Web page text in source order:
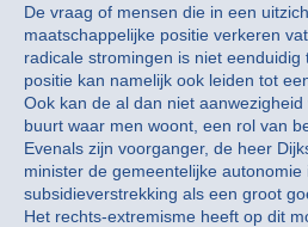
De vraag of mensen die in een
maatschappelijke positie verkeren
radicale stromingen is niet eenduidig
positie kan namelijk ook leiden tot
Ook kan de al dan niet
buurt waar men woont, een rol van
Evenals zijn voorganger, de heer
minister de gemeentelijke autonomie
subsidieverstrekking als een groot
Het rechts-extremisme heeft op dit